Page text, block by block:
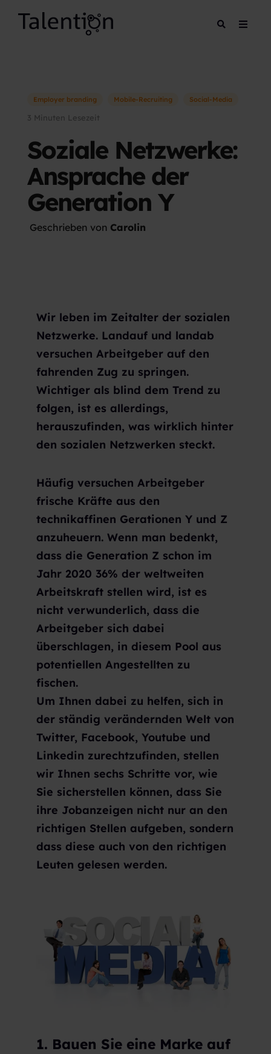
Employer branding Mobile-Recruiting Social-Media
3 Minuten Lesezeit
Soziale Netzwerke:
Ansprache der
Generation Y
Geschrieben von Carolin
Wir leben im Zeitalter der sozialen
Netzwerke. Landauf und landab
versuchen Arbeitgeber auf den
fahrenden Zug zu springen.
Wichtiger als blind dem Trend zu
folgen, ist es allerdings,
herauszufinden, was wirklich hinter
den sozialen Netzwerken steckt.
Häufig versuchen Arbeitgeber
frische Kräfte aus den
technikaffinen Gerationen Y und Z
anzuheuern. Wenn man bedenkt,
dass die Generation Z schon im
Jahr 2020 36% der weltweiten
Arbeitskraft stellen wird, ist es
nicht verwunderlich, dass die
Arbeitgeber sich dabei
überschlagen, in diesem Pool aus
potentiellen Angestellten zu
fischen.
Um Ihnen dabei zu helfen, sich in
der ständig verändernden Welt von
Twitter, Facebook, Youtube und
Linkedin zurechtzufinden, stellen
wir Ihnen sechs Schritte vor, wie
Sie sicherstellen können, dass Sie
ihre Jobanzeigen nicht nur an den
richtigen Stellen aufgeben, sondern
dass diese auch von den richtigen
Leuten gelesen werden.
1. Bauen Sie eine Marke auf